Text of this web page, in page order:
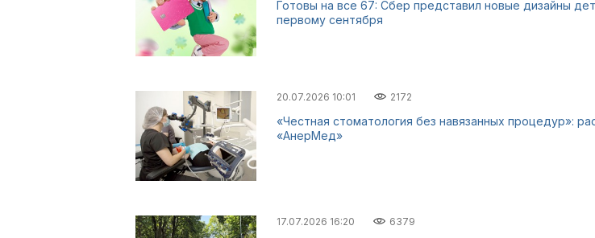
Готовы на все 67: Сбер представил новые дизайны
первому сентября
20.07.2026 10:01 2172
«Честная стоматология без навязанных процедур»:
«АнерМед»
17.07.2026 16:20 6379